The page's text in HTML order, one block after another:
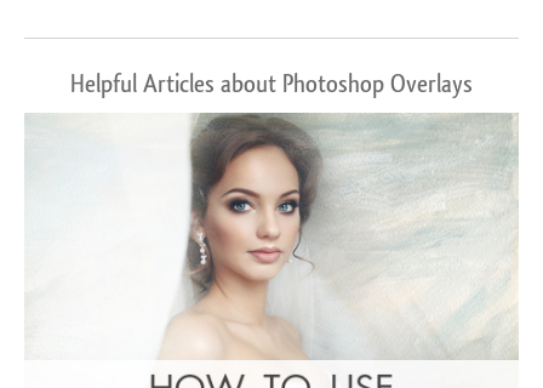
Helpful Articles about Photoshop Overlays